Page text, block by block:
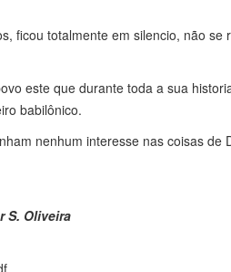
ficou totalmente em silencio, não se
este que durante toda a sua
babilônico.
nenhum interesse nas coisas de
S. Oliveira